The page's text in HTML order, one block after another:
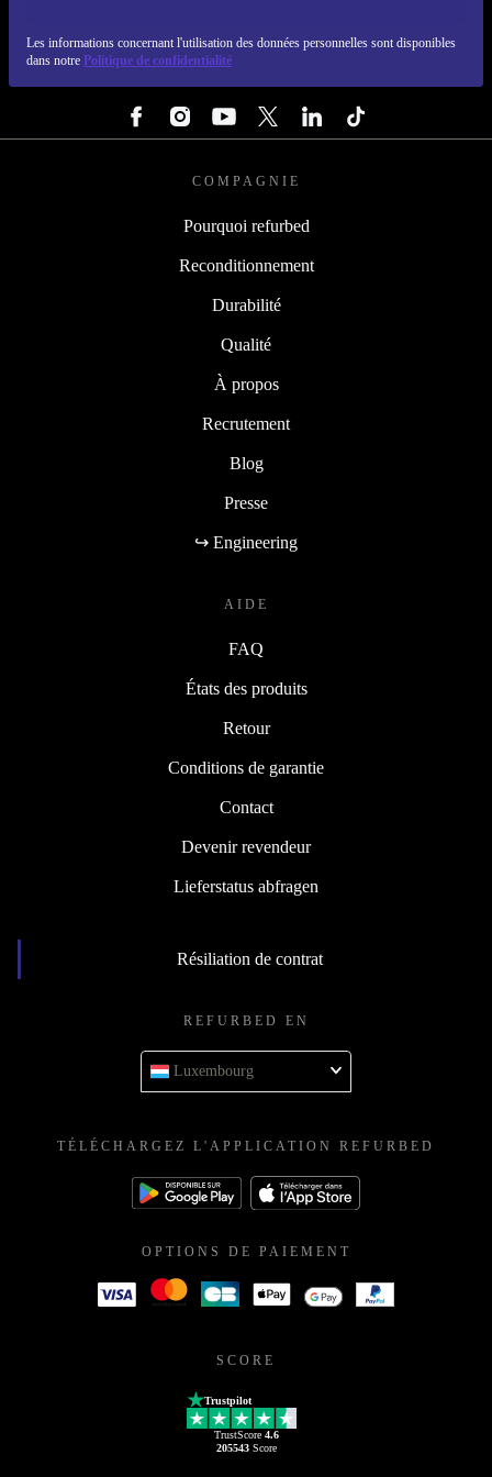
Les informations concernant l'utilisation des données personnelles sont disponibles
dans notre Politique de confidentialité
COMPAGNIE
Pourquoi refurbed
Reconditionnement
Durabilité
Qualité
À propos
Recrutement
Blog
Presse
↪ Engineering
AIDE
FAQ
États des produits
Retour
Conditions de garantie
Contact
Devenir revendeur
Lieferstatus abfragen
Résiliation de contrat
REFURBED EN
Luxembourg
TÉLÉCHARGEZ L'APPLICATION REFURBED
OPTIONS DE PAIEMENT
SCORE
Trustpilot
TrustScore 4.6
205543Score